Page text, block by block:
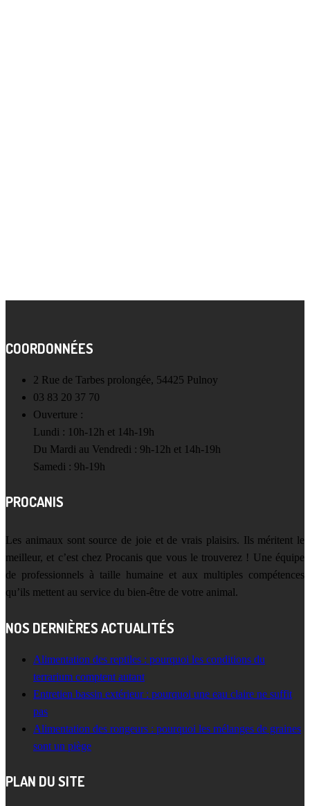
COORDONNÉES
2 Rue de Tarbes prolongée, 54425 Pulnoy
03 83 20 37 70
Ouverture :
Lundi : 10h-12h et 14h-19h
Du Mardi au Vendredi : 9h-12h et 14h-19h
Samedi : 9h-19h
PROCANIS
Les animaux sont source de joie et de vrais plaisirs. Ils méritent le
meilleur, et c’est chez Procanis que vous le trouverez ! Une équipe
de professionnels à taille humaine et aux multiples compétences
qu’ils mettent au service du bien-être de votre animal.
NOS DERNIÈRES ACTUALITÉS
Alimentation des reptiles : pourquoi les conditions du
terrarium comptent autant
Entretien bassin extérieur : pourquoi une eau claire ne suffit
pas
Alimentation des rongeurs : pourquoi les mélanges de graines
sont un piège
PLAN DU SITE